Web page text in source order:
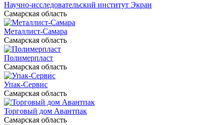
Научно-исследовательский институт Экран
Самарская область
Металлист-Самара
Самарская область
Полимерпласт
Самарская область
Упак-Сервис
Самарская область
Торговый дом Авантпак
Самарская область